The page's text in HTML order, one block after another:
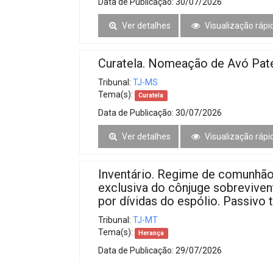
Ver detalhes Visualização
Curatela. Nomeação de Avó
Tribunal: TJ-MS
Tema(s):
Curatela
Data de Publicação: 30/07/2026
Ver detalhes Visualização
Inventário. Regime de
exclusiva do cônjuge
por dívidas do espólio. Passivo
Tribunal: TJ-MT
Tema(s):
Herança
Data de Publicação: 29/07/2026